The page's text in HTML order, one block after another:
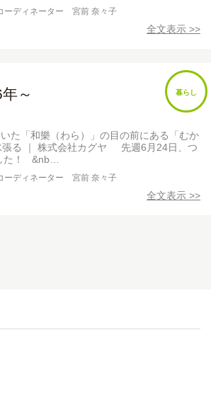
ーディネーター 宮前 奈々子
全文表示 >>
暮らし
～
た「和樂（わら）」の目の前にある「むか
る ｜ 株式会社カグヤ 先週6月24日、つ
た！ &nb…
ーディネーター 宮前 奈々子
全文表示 >>